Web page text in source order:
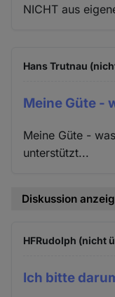
NICHT aus
Hans Trutnau
Meine Güte -
Meine Güte -
unterstützt...
Diskussion
HFRudolph (nicht
Ich bitte